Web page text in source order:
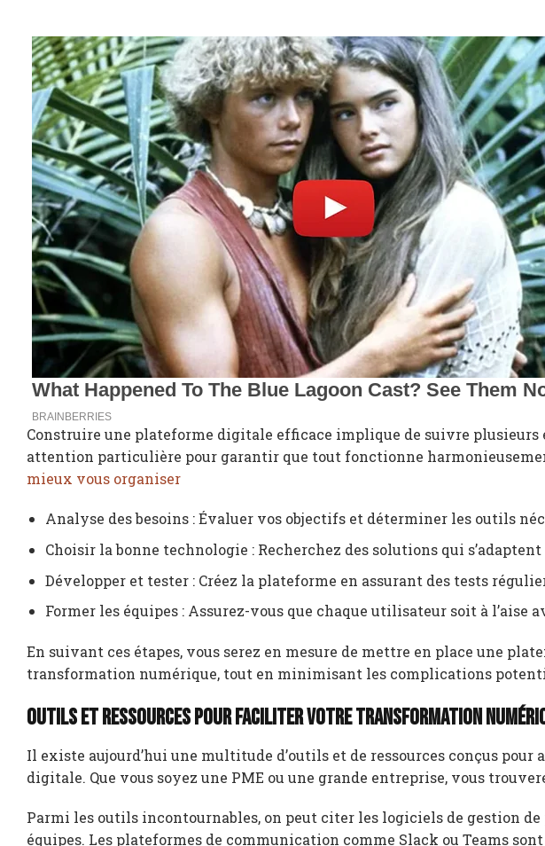
Construire une plateforme digitale efficace implique de suivre plusieurs
attention particulière pour garantir que tout fonctionne
mieux vous organiser
Analyse des besoins : Évaluer vos objectifs et déterminer les outils
Choisir la bonne technologie : Recherchez des solutions qui
Développer et tester : Créez la plateforme en assurant des tests
Former les équipes : Assurez-vous que chaque utilisateur soit à l’aise
En suivant ces étapes, vous serez en mesure de mettre en place une
transformation numérique, tout en minimisant les complications
Outils et ressources pour faciliter votre transformation
Il existe aujourd’hui une multitude d’outils et de ressources conçus
digitale. Que vous soyez une PME ou une grande entreprise, vous
Parmi les outils incontournables, on peut citer les logiciels de gestion
équipes. Les plateformes de communication comme Slack ou Teams